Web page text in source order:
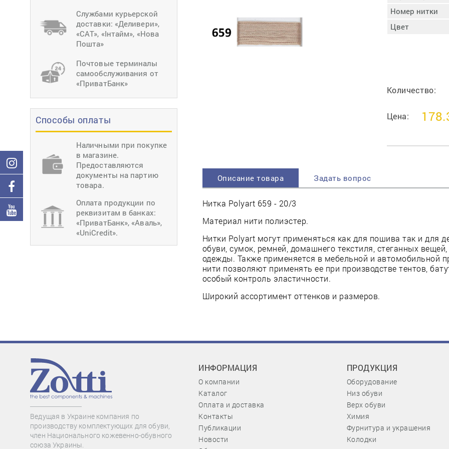
оборудование
Загибка деталей
Увлажнение пятки
Затяжка пяточной
части
Службами курьерской
доставки: «Деливери»,
«САТ», «Інтайм», «Нова
Пошта»
Почтовые терминалы
самообслуживания от
«ПриватБанк»
Способы оплаты
Наличными при покупке
в магазине.
Предоставляются
документы на партию
товара.
Оплата продукции по
реквизитам в банках:
«ПриватБанк», «Аваль»,
«UniCredit».
Номер нитки
Цвет
Количество:
Цена:
Описание товара Задать вопрос
Нитка Polyart 659 - 20/3
Материал нити полиэстер.
Нитки Polyart могут применяться как для пошива так и для
обуви, сумок, ремней, домашнего текстиля, стеганных
одежды. Также применяется в мебельной и автомобильной
нити позволяют применять ее при производстве тентов,
особый контроль эластичности.
Широкий ассортимент оттенков и размеров.
Ведущая в Украине компания по
производству комплектующих для обуви,
член Национального кожевенно-обувного
союза Украины.
ИНФОРМАЦИЯ
О компании
Каталог
Оплата и доставка
Контакты
Публикации
Новости
ПРОДУКЦИЯ
Оборудование
Низ обуви
Верх обуви
Химия
Фурнитура и украшения
Колодки